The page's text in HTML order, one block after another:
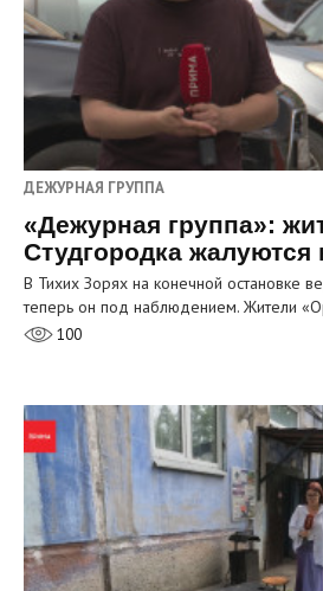
ДЕЖУРНАЯ ГРУППА
«Дежурная группа»:
Студгородка жалуются
В Тихих Зорях на конечной остановке
теперь он под наблюдением. Жители
100